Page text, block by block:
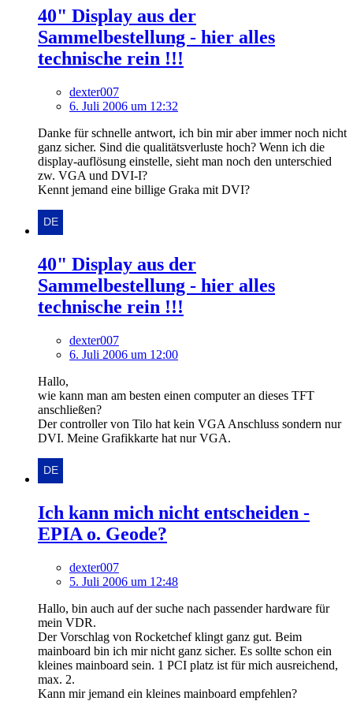
40" Display aus der
Sammelbestellung - hier alles
technische rein !!!
dexter007
6. Juli 2006 um 12:32
Danke für schnelle antwort, ich bin mir aber immer noch nicht
ganz sicher. Sind die qualitätsverluste hoch? Wenn ich die
display-auflösung einstelle, sieht man noch den unterschied
zw. VGA und DVI-I?
Kennt jemand eine billige Graka mit DVI?
40" Display aus der
Sammelbestellung - hier alles
technische rein !!!
dexter007
6. Juli 2006 um 12:00
Hallo,
wie kann man am besten einen computer an dieses TFT
anschließen?
Der controller von Tilo hat kein VGA Anschluss sondern nur
DVI. Meine Grafikkarte hat nur VGA.
Ich kann mich nicht entscheiden -
EPIA o. Geode?
dexter007
5. Juli 2006 um 12:48
Hallo, bin auch auf der suche nach passender hardware für
mein VDR.
Der Vorschlag von Rocketchef klingt ganz gut. Beim
mainboard bin ich mir nicht ganz sicher. Es sollte schon ein
kleines mainboard sein. 1 PCI platz ist für mich ausreichend,
max. 2.
Kann mir jemand ein kleines mainboard empfehlen?